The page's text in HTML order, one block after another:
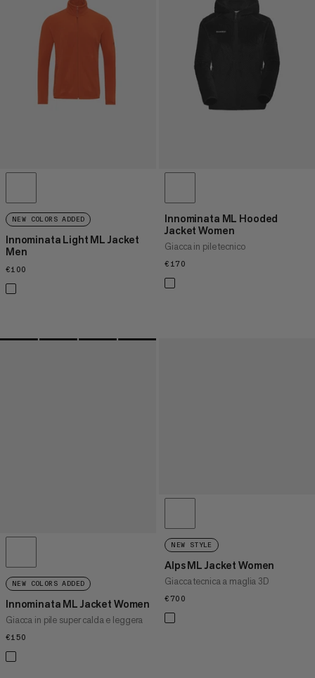
NEW COLORS ADDED
Innominata Light ML Jacket
Men
€100
Innominata ML Hooded
Jacket Women
Giacca in pile tecnico
€170
NEW COLORS ADDED
Innominata ML Jacket Women
Giacca in pile super calda e leggera
€150
NEW STYLE
Alps ML Jacket Women
Giacca tecnica a maglia 3D
€700